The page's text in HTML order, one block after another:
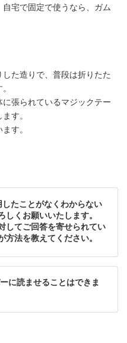
宅で固定で使うなら、ガム
た造りで、普段は折りたた
張られているマジックテー
す。
す。
たことがなくわからない
くお願いいたします。
してご回答を寄せられてい
法を教えてください。
に読ませることはできま